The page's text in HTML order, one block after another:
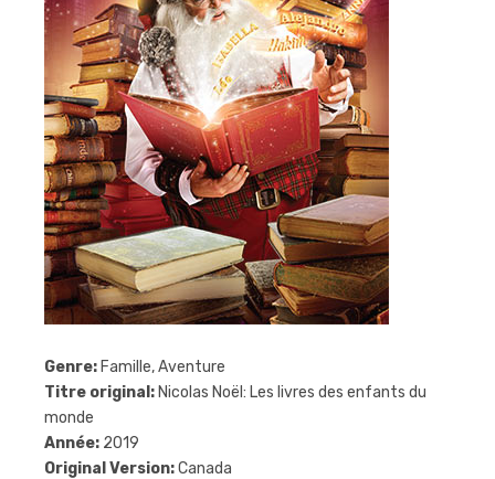
Genre: Famille, Aventure
Titre original: Nicolas Noël: Les livres des enfants du
monde
Année: 2019
Original Version:Canada